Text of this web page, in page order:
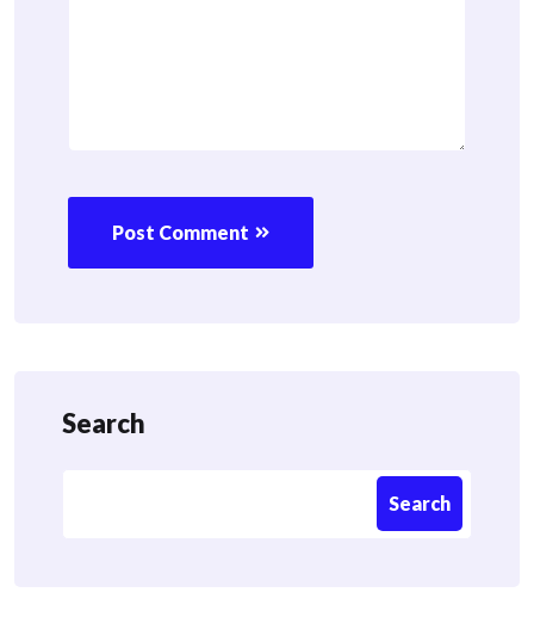
Post Comment
Search
Search